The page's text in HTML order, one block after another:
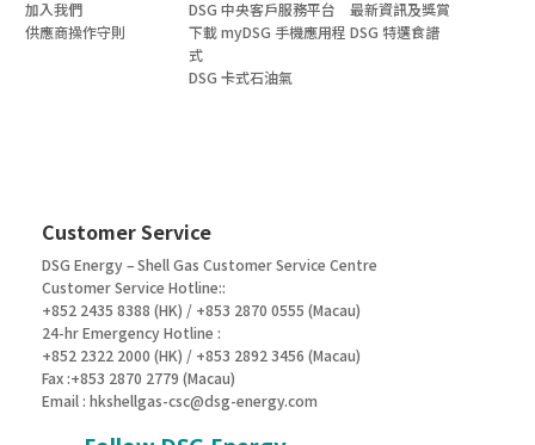
加入我們
供應商操作守則
DSG 中央客戶服務平台
下載 myDSG 手機應用程
式
DSG 卡式石油氣
最新資訊及獎賞
DSG 特選食譜
Customer Service
DSG Energy – Shell Gas Customer Service Centre
Customer Service Hotline::
+852 2435 8388 (HK) / +853 2870 0555 (Macau)
24-hr Emergency Hotline :
+852 2322 2000 (HK) / +853 2892 3456 (Macau)
Fax :+853 2870 2779 (Macau)
Email : hkshellgas-csc@dsg-energy.com